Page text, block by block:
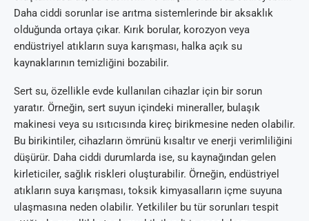
Daha ciddi sorunlar ise arıtma sistemlerinde bir aksaklık
olduğunda ortaya çıkar. Kırık borular, korozyon veya
endüstriyel atıkların suya karışması, halka açık su
kaynaklarının temizliğini bozabilir.
Sert su, özellikle evde kullanılan cihazlar için bir sorun
yaratır. Örneğin, sert suyun içindeki mineraller, bulaşık
makinesi veya su ısıtıcısında kireç birikmesine neden olabilir.
Bu birikintiler, cihazların ömrünü kısaltır ve enerji verimliliğini
düşürür. Daha ciddi durumlarda ise, su kaynağından gelen
kirleticiler, sağlık riskleri oluşturabilir. Örneğin, endüstriyel
atıkların suya karışması, toksik kimyasalların içme suyuna
ulaşmasına neden olabilir. Yetkililer bu tür sorunları tespit